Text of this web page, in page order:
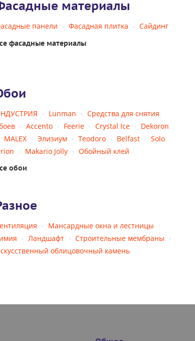
материалы
панели Фасадная плитка Сайдинг
фасадные материалы
Lunman
Средства для снятия
Accento Feerie Crystal Ice
Dekoron
MALEX
Элизиум Teodoro Belfast
Solo
Makario Jolly Обойный клей
обои
Мансардные окна и лестницы
Ландшафт
Строительные мембраны
облицовочный камень